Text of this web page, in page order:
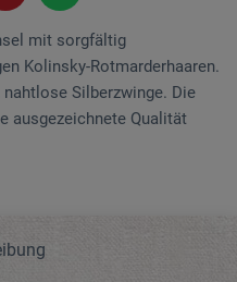
mit sorgfältig
Kolinsky-Rotmarderhaaren.
Silberzwinge. Die
ausgezeichnete Qualität